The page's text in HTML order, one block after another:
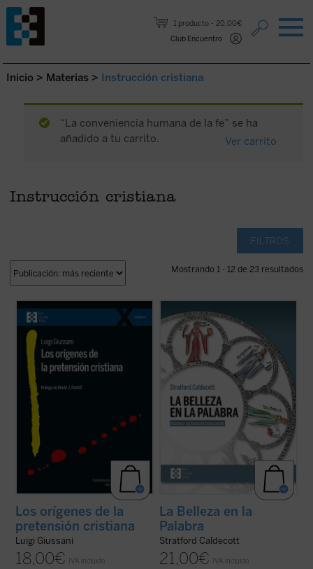
1 producto
20,00€
Club Encuentro
Saltar al contenido.
Inicio > Materias > Instrucción cristiana
“La conveniencia humana de la fe” se ha
añadido a tu carrito.
Ver carrito
Instrucción cristiana
FILTROS
Mostrando 1 - 12 de 23 resultados
En este libro lúcido y provocador, Luigi
Giussani se adentra en la cuestión decisiva
del cristianismo: su pretensión única e
irreductible.Los orígenes de la pretensión
cristiana
no es un tratado teológico, sino
una propuesta ... (ver ficha)
Los orígenes de la
pretensión cristiana
Luigi Giussani
18,00€ IVA incluido
La Belleza en la Palabra
contribución única para devolver la
realidad al centro del aprendizaje. A los
interrogantes ¿qué es una buena
educación? o ¿para qué sirve?, Stratford
Caldecott ensaya una respuesta arrojando
una nueva ...(ver ficha)
La Belleza en la
Palabra
Stratford Caldecott
21,00€ IVA incluido